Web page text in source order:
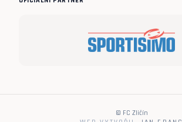
© FC Zličín